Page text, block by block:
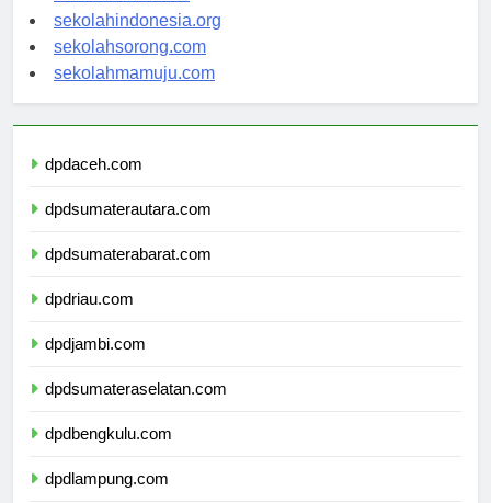
sekolahsalor.com
sekolahindonesia.org
sekolahsorong.com